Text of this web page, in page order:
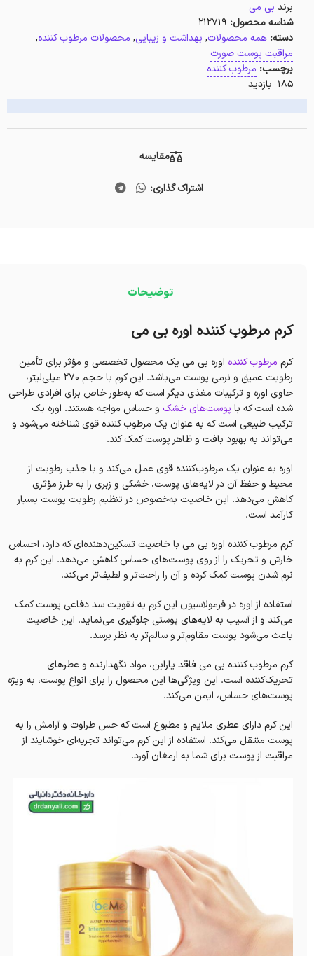
برند بی می
شناسه محصول: 212719
دسته: همه محصولات, بهداشت و زیبایی, محصولات مرطوب کننده,
مراقبت پوست صورت
برچسب: مرطوب کننده
185 بازدید
مقایسه
اشتراک گذاری:
توضیحات
کرم مرطوب کننده اوره بی می
کرم مرطوب کننده اوره بی می یک محصول تخصصی و مؤثر برای تأمین
رطوبت عمیق و نرمی پوست می‌باشد. این کرم با حجم 270 میلی‌لیتر،
حاوی اوره و ترکیبات مغذی دیگر است که به‌طور خاص برای افرادی طراحی
شده است که با پوست‌های خشک و حساس مواجه هستند. اوره یک
ترکیب طبیعی است که به عنوان یک مرطوب کننده قوی شناخته می‌شود و
می‌تواند به بهبود بافت و ظاهر پوست کمک کند.
اوره به عنوان یک مرطوب‌کننده قوی عمل می‌کند و با جذب رطوبت از
محیط و حفظ آن در لایه‌های پوست، خشکی و زبری را به طرز مؤثری
کاهش می‌دهد. این خاصیت به‌خصوص در تنظیم رطوبت پوست بسیار
کارآمد است.
کرم مرطوب کننده اوره بی می با خاصیت تسکین‌دهنده‌ای که دارد، احساس
خارش و تحریک را از روی پوست‌های حساس کاهش می‌دهد. این کرم به
نرم شدن پوست کمک کرده و آن را راحت‌تر و لطیف‌تر می‌کند.
استفاده از اوره در فرمولاسیون این کرم به تقویت سد دفاعی پوست کمک
می‌کند و از آسیب به لایه‌های پوستی جلوگیری می‌نماید. این خاصیت
باعث می‌شود پوست مقاوم‌تر و سالم‌تر به نظر برسد.
کرم مرطوب کننده بی می فاقد پارابن، مواد نگهدارنده و عطرهای
تحریک‌کننده است. این ویژگی‌ها این محصول را برای انواع پوست، به ویژه
پوست‌های حساس، ایمن می‌کند.
این کرم دارای عطری ملایم و مطبوع است که حس طراوت و آرامش را به
پوست منتقل می‌کند. استفاده از این کرم می‌تواند تجربه‌ای خوشایند از
مراقبت از پوست برای شما به ارمغان آورد.